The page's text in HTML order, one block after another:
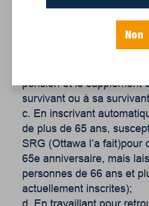
Pour nos aînés – La
propositions du BQ pour le
Revenu garanti (SRG)) :
pension et le supplément
survivant ou à sa
En inscrivant
de plus de 65 ans,
SRG (Ottawa l’a fait)pour
65e anniversaire, mais
personnes de 66 ans et
actuellement inscrites);
Non